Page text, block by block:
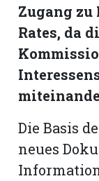
offizielle
Mitteilungen
Zugang zu
Rates, da
Die Basis
neues